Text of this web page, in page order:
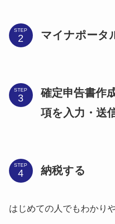
STEP マイナポータ
STEP
確定申告書作
項を入力・送
STEP 納税する
はじめての人でもわかり